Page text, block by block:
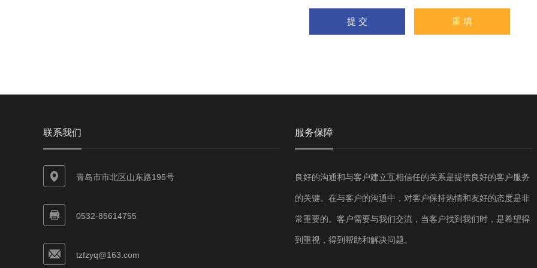
联系我们
青岛市市北区山东路195号
0532-85614755
tzfzyq@163.com
服务保障
良好的沟通和与客户建立互相信任的关系是提供良好的客户服务
的关键。在与客户的沟通中，对客户保持热情和友好的态度是非
常重要的。客户需要与我们交流，当客户找到我们时，是希望得
到重视，得到帮助和解决问题。